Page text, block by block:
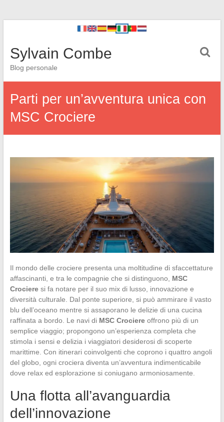
Sylvain Combe
Blog personale
Parti per un’avventura unica con
MSC Crociere
Il mondo delle crociere presenta una moltitudine di sfaccettature
affascinanti, e tra le compagnie che si distinguono, MSC
Crocieresi fa notare per il suo mix di lusso, innovazione e
diversità culturale. Dal ponte superiore, si può ammirare il vasto
blu dell’oceano mentre si assaporano le delizie di una cucina
raffinata a bordo. Le navi di MSC Crociereoffrono più di un
semplice viaggio; propongono un’esperienza completa che
stimola i sensi e delizia i viaggiatori desiderosi di scoperte
marittime. Con itinerari coinvolgenti che coprono i quattro angoli
del globo, ogni crociera diventa un’avventura indimenticabile
dove relax ed esplorazione si coniugano armoniosamente.
Una flotta all’avanguardia
dell’innovazione